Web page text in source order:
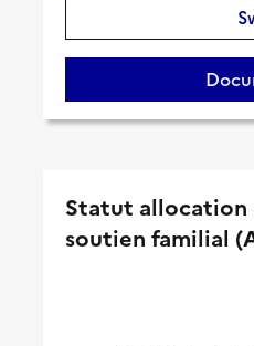
Statut allocation
soutien familial